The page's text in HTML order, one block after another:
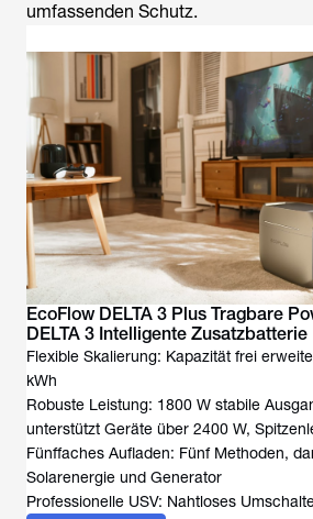
umfassenden Schutz.
EcoFlow DELTA 3 Plus Tragbare
DELTA 3 Intelligente Zusatzbatterie
Flexible Skalierung: Kapazität frei
kWh
Robuste Leistung: 1800 W stabile
unterstützt Geräte über 2400 W,
Fünffaches Aufladen: Fünf Methoden,
Solarenergie und Generator
Professionelle USV: Nahtloses